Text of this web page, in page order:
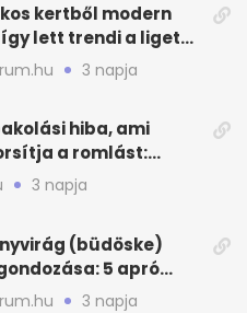
kertből modern
így lett trendi a ligetes
3 napja
hiba, ami
a romlást:
figyelj
3 napja
(büdöske)
5 apró
dús virágzásért
3 napja